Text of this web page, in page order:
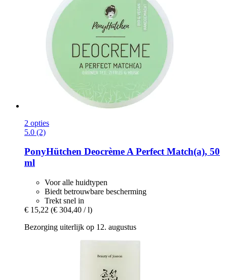
2 opties
5.0 (2)
PonyHütchen Deocrème A Perfect Match(a), 50
ml
Voor alle huidtypen
Biedt betrouwbare bescherming
Trekt snel in
€ 15,22 (€ 304,40 / l)
Bezorging uiterlijk op 12. augustus